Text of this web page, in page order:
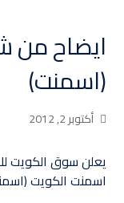
ايضاح من
(اسمنت)‏
أكتوبر 2, 2012
يعلن سوق الكويت
اسمنت الكويت